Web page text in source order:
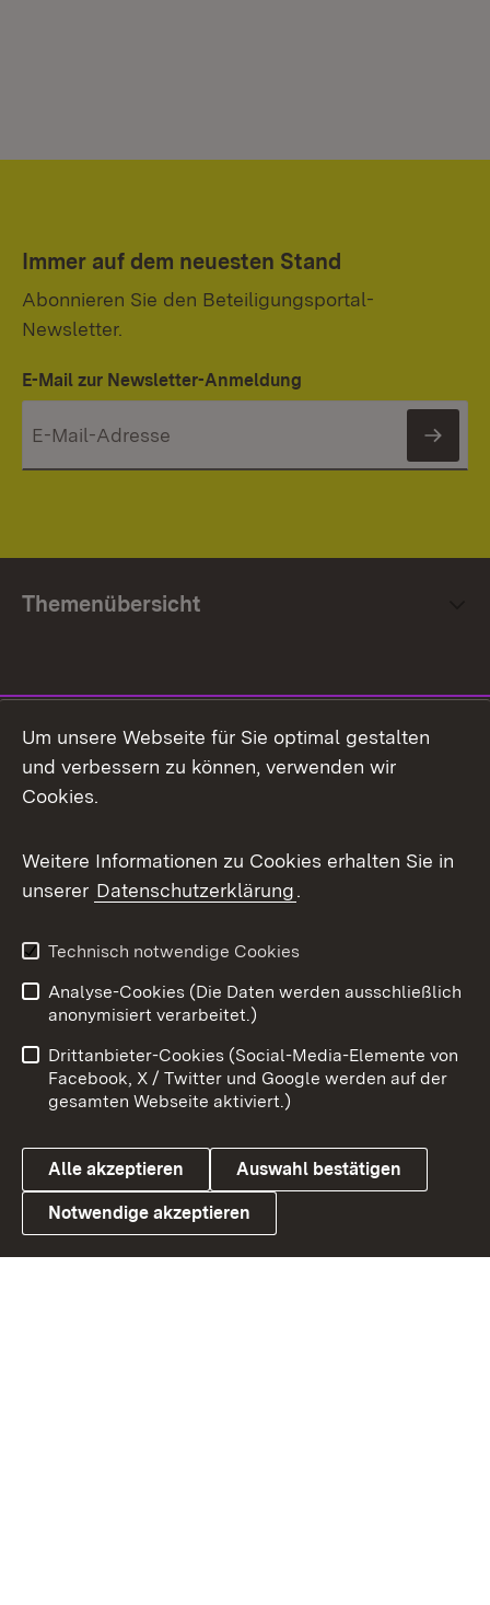
Immer auf dem neuesten Stand
Abonnieren Sie den Beteiligungsportal-
Newsletter.
E-Mail zur Newsletter-Anmeldung
Themenübersicht
Facebook
X / Twitter
Youtube
Link zum Landesportal
Impressum
Kontakt
Barrierefreiheit
Datenschutz
Cookies
Um unsere Webseite für Sie optimal gestalten
und verbessern zu können, verwenden wir
Cookies.
Weitere Informationen zu Cookies erhalten Sie in
unserer Datenschutzerklärung.
Technisch notwendige Cookies
Analyse-Cookies (Die Daten werden ausschließlich
anonymisiert verarbeitet.)
Drittanbieter-Cookies (Social-Media-Elemente von
Facebook, X / Twitter und Google werden auf der
gesamten Webseite aktiviert.)
Alle akzeptieren Auswahl bestätigen
Notwendige akzeptieren